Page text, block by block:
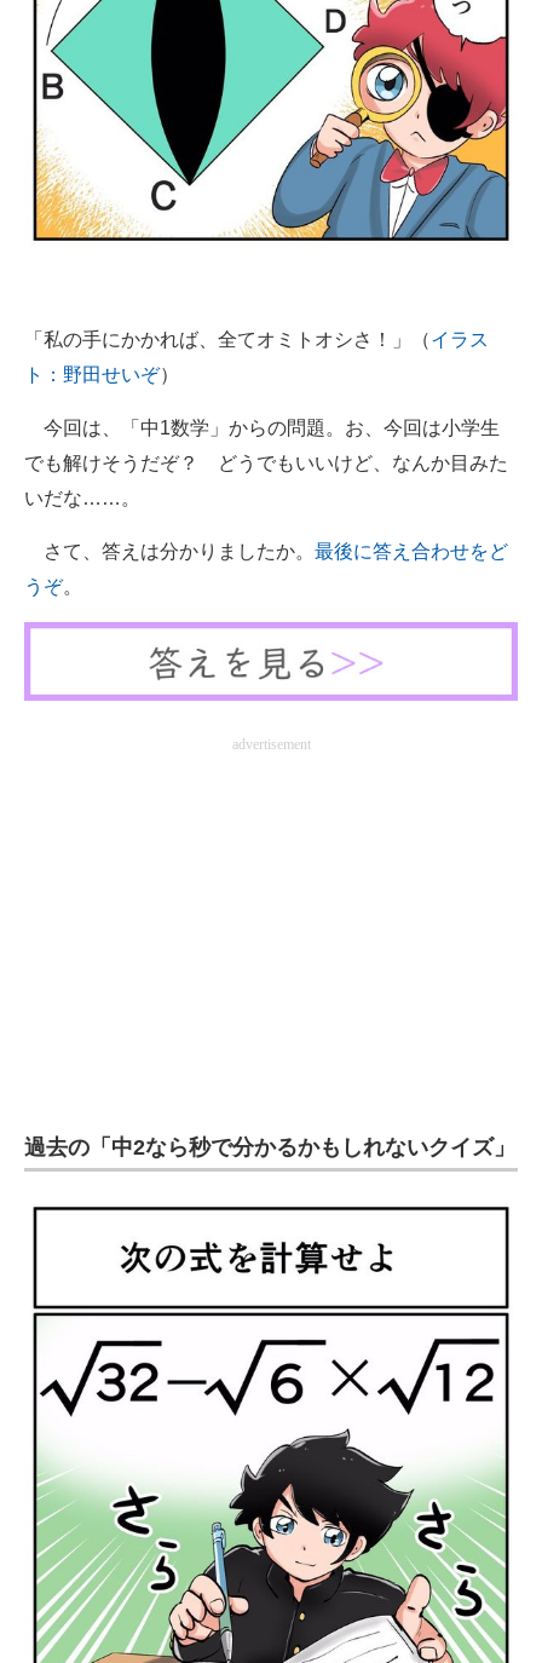
「私の手にかかれば、全てオミトオシさ！」（イラス
ト：野田せいぞ）
今回は、「中1数学」からの問題。お、今回は小学生
でも解けそうだぞ？ どうでもいいけど、なんか目みた
いだな……。
さて、答えは分かりましたか。 最後に答え合わせをど
うぞ。
advertisement
過去の「中2なら秒で分かるかもしれないクイズ」